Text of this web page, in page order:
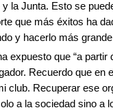
la Junta. Esto se
que más éxitos ha
y hacerlo más grande
expuesto que “a
Recuerdo que en
club. Recuperar ese
a la sociedad sino a